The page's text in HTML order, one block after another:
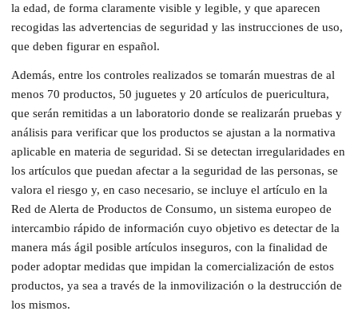
la edad, de forma claramente visible y legible, y que aparecen
recogidas las advertencias de seguridad y las instrucciones de uso,
que deben figurar en español.
Además, entre los controles realizados se tomarán muestras de al
menos 70 productos, 50 juguetes y 20 artículos de puericultura,
que serán remitidas a un laboratorio donde se realizarán pruebas y
análisis para verificar que los productos se ajustan a la normativa
aplicable en materia de seguridad. Si se detectan irregularidades en
los artículos que puedan afectar a la seguridad de las personas, se
valora el riesgo y, en caso necesario, se incluye el artículo en la
Red de Alerta de Productos de Consumo, un sistema europeo de
intercambio rápido de información cuyo objetivo es detectar de la
manera más ágil posible artículos inseguros, con la finalidad de
poder adoptar medidas que impidan la comercialización de estos
productos, ya sea a través de la inmovilización o la destrucción de
los mismos.